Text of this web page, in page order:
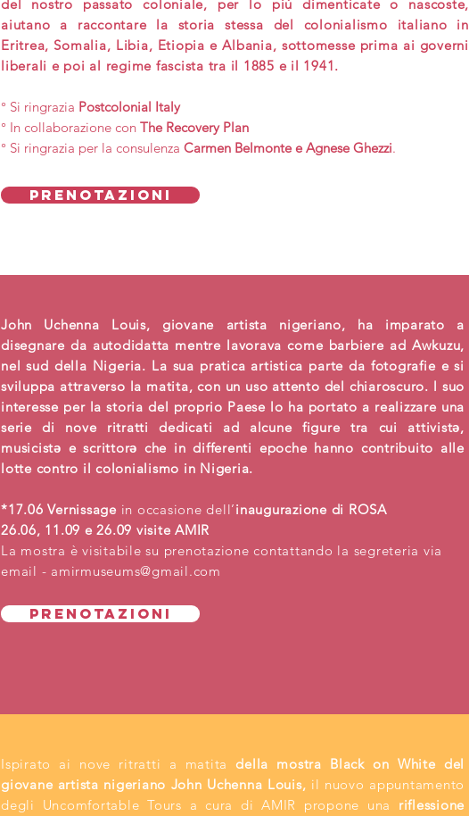
del nostro passato coloniale, per lo più dimenticate o nascoste,
aiutano a raccontare la storia stessa del colonialismo italiano in
Eritrea, Somalia, Libia, Etiopia e Albania, sottomesse prima ai governi
liberali e poi al regime fascista tra il 1885 e il 1941.
° Si ringrazia Postcolonial Italy
° In collaborazione con The Recovery Plan
° Si ringrazia per la consulenza Carmen Belmonte e Agnese Ghezzi.
PRENOTAZIONI
John Uchenna Louis, giovane artista nigeriano, ha imparato a
disegnare da autodidatta mentre lavorava come barbiere ad Awkuzu,
nel sud della Nigeria. La sua pratica artistica parte da fotografie e si
sviluppa attraverso la matita, con un uso attento del chiaroscuro. l suo
interesse per la storia del proprio Paese lo ha portato a realizzare una
serie di nove ritratti dedicati ad alcune figure tra cui attivistə,
musicistə e scrittorə che in differenti epoche hanno contribuito alle
lotte contro il colonialismo in Nigeria.
*17.06 Vernissage in occasione dell’inaugurazione di ROSA
26.06, 11.09 e 26.09 visite AMIR
La mostra è visitabile su prenotazione contattando la segreteria via
email - amirmuseums@gmail.com
PRENOTAZIONI
Ispirato ai nove ritratti a matita della mostra Black on White del
giovane artista nigeriano John Uchenna Louis, il nuovo appuntamento
degli Uncomfortable Tours a cura di AMIR propone una
riflessione